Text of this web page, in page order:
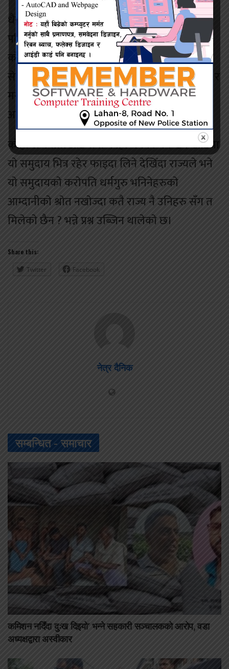
धैर्यता, सहनसिलता र मनकारी समुदायकाे परिचयले
परिचित ख्रिष्टियन समुदाय भएपनि पास्टर गुरुङले
काेभिडकाे माहारीकाे समयमा चर्चकाे सेवामा सेवारत
सेवकहरुलाई मनलाग्दी रुपले उमेर हदबन्दी लगाउँदै र
मनाेमानि तरिकाले बर्खास्तसमेत गरेकाे मण्डलीका
अर्का विस्वासीले बताए।
काेही राजनीति आडमा त काेही धनकाे घमण्डकै आडमा
याे समुदाय भित्र रहेर फाइदा लिने देखिँदा राज्यले भने
याे समुदायकाे कराेपति धर्मगुरु भनिनेहरुकाे
आम्दानीकाे श्राेत नखाेज्दा कतै राज्य नै उनिहरु सँग त
मिलेकाे छैन ? भन्ने प्रश्न उब्जिन थालेकाे छ।
Share this:
Twitter Facebook
नेत्र दैनिक
सम्बन्धित - समाचार
कमिशन नदिँदा दुःख दिइयो’ भन्ने सहकारी सञ्चालकको आरोप, वडा
अध्यक्षद्वारा अस्वीकार